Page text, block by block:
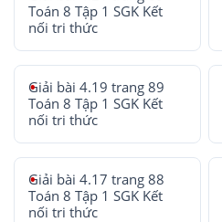
Toán 8 Tập 1 SGK Kết
nối tri thức
Giải bài 4.19 trang 89
Toán 8 Tập 1 SGK Kết
nối tri thức
Giải bài 4.17 trang 88
Toán 8 Tập 1 SGK Kết
nối tri thức